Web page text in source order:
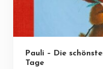
Pauli – Die
Tage